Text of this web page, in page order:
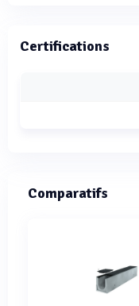
Certifications
Comparatifs